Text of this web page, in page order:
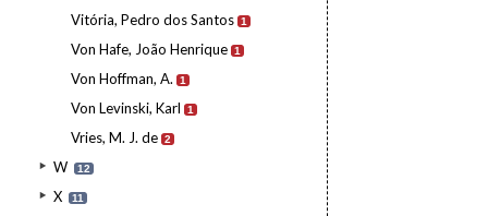
Vitória, Pedro dos Santos 1
Von Hafe, João Henrique 1
Von Hoffman, A. 1
Von Levinski, Karl 1
Vries, M. J. de 2
W 12
X 11